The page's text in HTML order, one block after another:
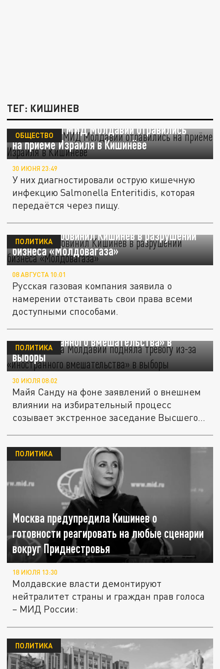
ТЕГ: КИШИНЕВ
Сотрудники МИД Молдавии отравились
на приёме Израиля в Кишинёве
ОБЩЕСТВО
30 ИЮНЯ 23:49
У них диагностировали острую кишечную
инфекцию Salmonella Enteritidis, которая
передаётся через пищу.
«Газпром» обвинил Кишинев в разрушении
бизнеса «Молдовагаза»
ПОЛИТИКА
08 АВГУСТА 10:01
Русская газовая компания заявила о
намерении отстаивать свои права всеми
доступными способами.
Президентка Молдавии подняла тревогу из-
за «иностранного вмешательства» в
выборы
ПОЛИТИКА
30 ИЮЛЯ 08:02
Майя Санду на фоне заявлений о внешнем
влиянии на избирательный процесс
созывает экстренное заседание Высшего...
Москва предупредила Кишинев о
готовности реагировать на любые сценарии
вокруг Приднестровья
ПОЛИТИКА
18 ИЮЛЯ 13:30
Молдавские власти демонтируют
нейтралитет страны и граждан прав голоса
– МИД России:
ПОЛИТИКА